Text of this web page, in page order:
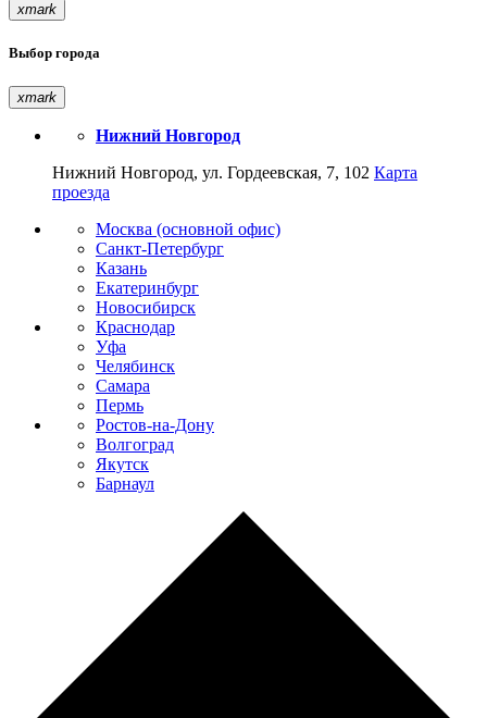
xmark
Выбор города
xmark
Нижний Новгород
Нижний Новгород, ул. Гордеевская, 7, 102 Карта
проезда
Москва (основной офис)
Санкт-Петербург
Казань
Екатеринбург
Новосибирск
Краснодар
Уфа
Челябинск
Самара
Пермь
Ростов-на-Дону
Волгоград
Якутск
Барнаул